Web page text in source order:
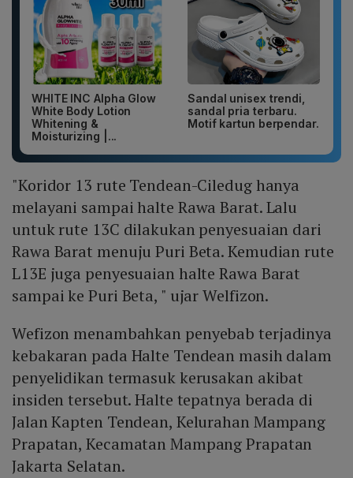
WHITE INC Alpha Glow
White Body Lotion
Whitening &
Moisturizing |...
Sandal unisex trendi,
sandal pria terbaru.
Motif kartun berpendar.
"Koridor 13 rute Tendean-Ciledug hanya
melayani sampai halte Rawa Barat. Lalu
untuk rute 13C dilakukan penyesuaian dari
Rawa Barat menuju Puri Beta. Kemudian rute
L13E juga penyesuaian halte Rawa Barat
sampai ke Puri Beta, " ujar Welfizon.
Wefizon menambahkan penyebab terjadinya
kebakaran pada Halte Tendean masih dalam
penyelidikan termasuk kerusakan akibat
insiden tersebut. Halte tepatnya berada di
Jalan Kapten Tendean, Kelurahan Mampang
Prapatan, Kecamatan Mampang Prapatan
Jakarta Selatan.